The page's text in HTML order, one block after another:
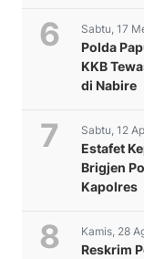
Sabtu, 17
Polda
KKB
di Nabire
Sabtu, 12
Estafet
Brigjen
Kapolres
Kamis, 28
Reskrim